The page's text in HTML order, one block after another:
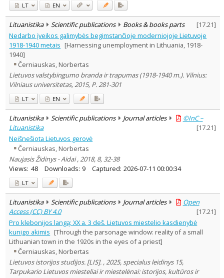
LT EN
Lituanistika Scientific publications Books & books parts [17.21]
Nedarbo įveikos galimybės begimstančioje moderniojoje Lietuvoje
1918-1940 metais [Harnessing unemployment in Lithuania, 1918-
1940]
Černiauskas, Norbertas
Lietuvos valstybingumo branda ir trapumas (1918-1940 m.). Vilnius:
Vilniaus universitetas, 2015, P. 281-301
LT EN
Lituanistika Scientific publications Journal articles
©InC –
Lituanistika
[17.21]
Neišnešiota Lietuvos gerovė
Černiauskas, Norbertas
Naujasis Židinys - Aidai , 2018, 8, 32-38
Views: 48 Downloads: 9 Captured: 2026-07-11 00:00:34
LT
Lituanistika Scientific publications Journal articles
Open
Access (CC) BY 4.0
[17.21]
Pro klebonijos langą: XX a. 3 deš. Lietuvos miestelio kasdienybė
kunigo akimis [Through the parsonage window: reality of a small
Lithuanian town in the 1920s in the eyes of a priest]
Černiauskas, Norbertas
Lietuvos istorijos studijos. [LIS]. , 2025, specialus leidinys 15,
Tarpukario Lietuvos miesteliai ir miestelėnai: istorijos, kultūros ir